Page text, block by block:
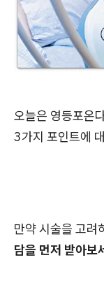
오늘은 영등포온
3가지 포인트에
만약 시술을 고려
담을 먼저 받아보